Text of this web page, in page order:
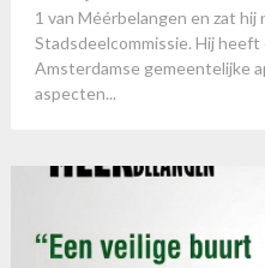
1 van Méérbelangen en zat hij
Stadsdeelcommissie. Hij
Amsterdamse gemeentelijke
aspecten...